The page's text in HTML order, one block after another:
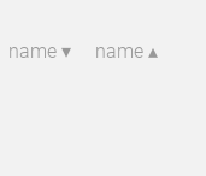
name ▾ name ▴